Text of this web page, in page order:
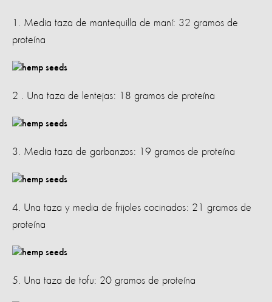
1. Media taza de mantequilla de maní: 32 gramos de
proteína
2 . Una taza de lentejas: 18 gramos de proteína
3. Media taza de garbanzos: 19 gramos de proteína
4. Una taza y media de frijoles cocinados: 21 gramos de
proteína
5. Una taza de tofu: 20 gramos de proteína